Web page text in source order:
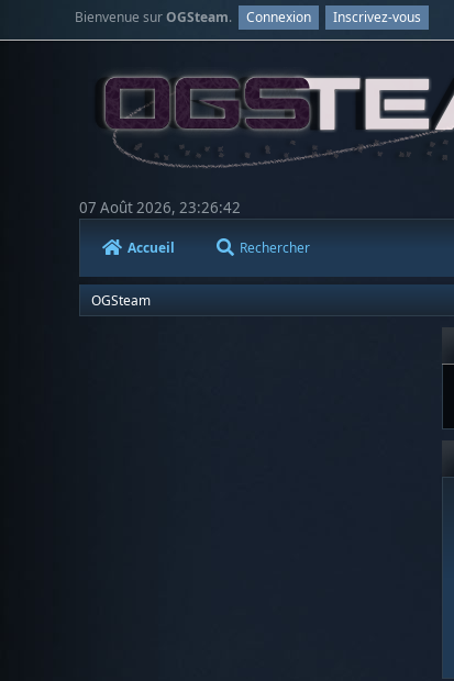
Bienvenue surOGSteam. Connexion Inscrivez-vous
07 Août 2026, 23:26:42
Accueil Rechercher
OGSteam